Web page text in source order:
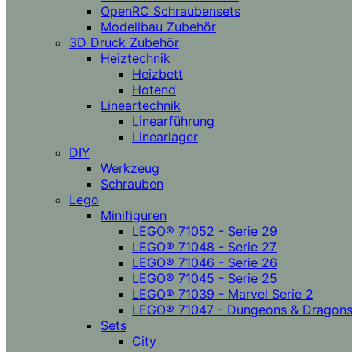
OpenRC Schraubensets
Modellbau Zubehör
3D Druck Zubehör
Heiztechnik
Heizbett
Hotend
Lineartechnik
Linearführung
Linearlager
DIY
Werkzeug
Schrauben
Lego
Minifiguren
LEGO® 71052 - Serie 29
LEGO® 71048 - Serie 27
LEGO® 71046 - Serie 26
LEGO® 71045 - Serie 25
LEGO® 71039 - Marvel Serie 2
LEGO® 71047 - Dungeons & Dragons
Sets
City